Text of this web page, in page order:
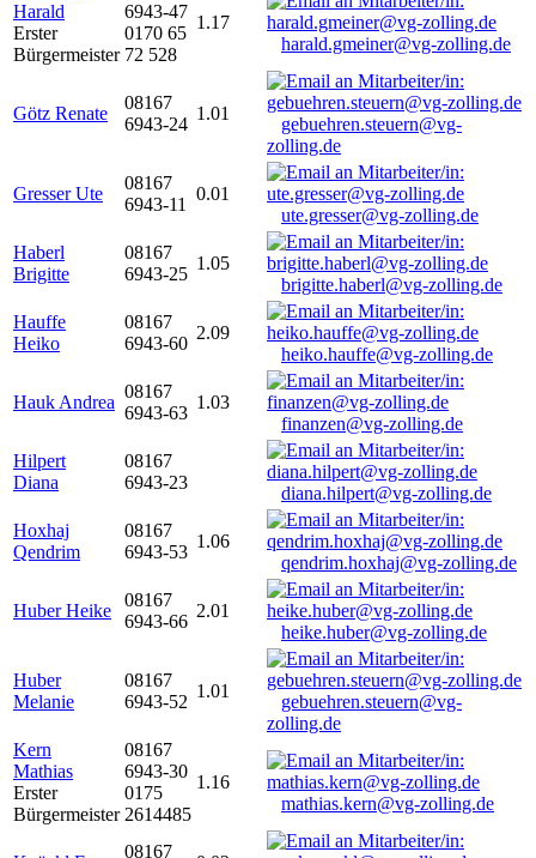
Harald
Erster
Bürgermeister
6943-47
0170 65
72 528
1.17
harald.gmeiner@vg-zolling.de
Götz Renate
08167
6943-24
1.01
gebuehren.steuern@vg-
zolling.de
Gresser Ute
08167
6943-11
0.01
ute.gresser@vg-zolling.de
Haberl
Brigitte
08167
6943-25
1.05
brigitte.haberl@vg-zolling.de
Hauffe
Heiko
08167
6943-60
2.09
heiko.hauffe@vg-zolling.de
Hauk Andrea
08167
6943-63
1.03
finanzen@vg-zolling.de
Hilpert
Diana
08167
6943-23
diana.hilpert@vg-zolling.de
Hoxhaj
Qendrim
08167
6943-53
1.06
qendrim.hoxhaj@vg-zolling.de
Huber Heike
08167
6943-66
2.01
heike.huber@vg-zolling.de
Huber
Melanie
08167
6943-52
1.01
gebuehren.steuern@vg-
zolling.de
Kern
Mathias
Erster
Bürgermeister
08167
6943-30
0175
2614485
1.16
mathias.kern@vg-zolling.de
08167